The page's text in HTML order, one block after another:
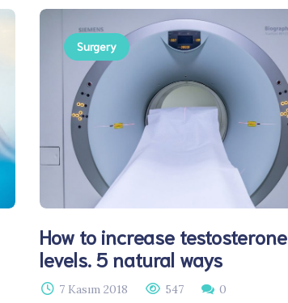
Surgery
How to increase testosterone
levels. 5 natural ways
7 Kasım 2018 547 0